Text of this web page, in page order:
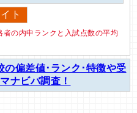
ト
の内申ランクと入試点数の平均
の偏差値･ランク･特徴や受
ナビバ調査！